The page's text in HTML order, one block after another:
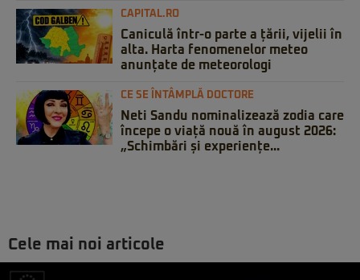
CAPITAL.RO
Caniculă într-o parte a țării, vijelii în
alta. Harta fenomenelor meteo
anunțate de meteorologi
CE SE ÎNTÂMPLĂ DOCTORE
Neti Sandu nominalizează zodia care
începe o viață nouă în august 2026:
„Schimbări și experiențe...
Cele mai noi articole